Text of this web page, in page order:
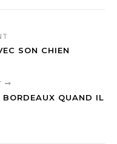
SON CHIEN
BORDEAUX QUAND IL